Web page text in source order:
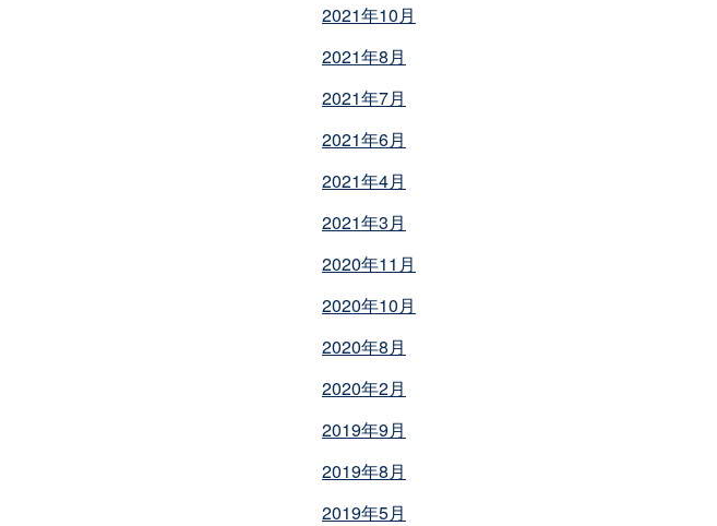
2021年10月
2021年8月
2021年7月
2021年6月
2021年4月
2021年3月
2020年11月
2020年10月
2020年8月
2020年2月
2019年9月
2019年8月
2019年5月